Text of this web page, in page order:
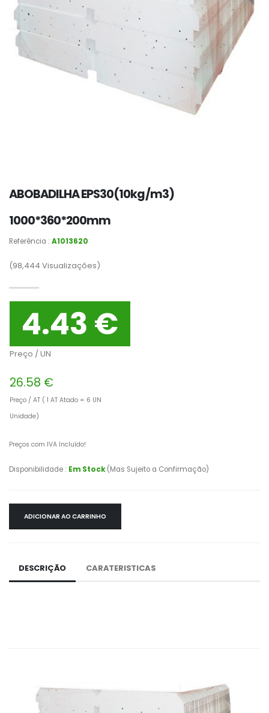
ABOBADILHA EPS30(10kg/m3)
1000*360*200mm
Referência : A1013620
(98,444 Visualizações)
4.43 €
Preço / UN
26.58 €
Preço / AT ( 1 AT Atado = 6 UN
Unidade)
Preços com IVA Incluído!
Disponibilidade : Em Stock(Mas Sujeito a Confirmação)
ADICIONAR AO CARRINHO
DESCRIÇÃO CARATERISTICAS